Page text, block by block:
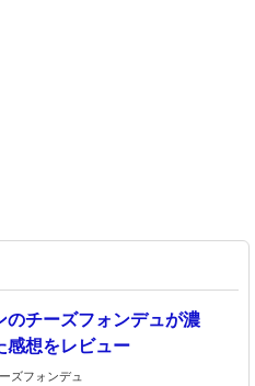
のチーズフォンデュが濃
感想をレビュー
ズフォンデュ